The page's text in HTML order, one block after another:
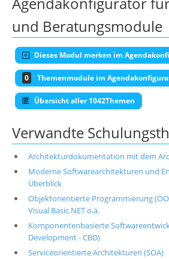
und Beratungsmodule
Dieses Modul merken im
0 Themenmodule im
Übersicht aller 1042Themen
Verwandte
Architekturdokumentation mit dem
Moderne Softwarearchitekturen und
Überblick
Objektorientierte Programmierung
Visual Basic.NET o.ä.
Komponentenbasierte
Development - CBD)
Serviceorientierte Architekturen (SOA)